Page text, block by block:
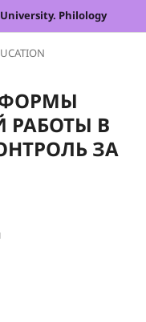
Philology
РАБОТЫ В
ЗА